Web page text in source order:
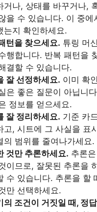
거나, 상태를 바꾸거나,
을 수 있습니다. 이 중에
는지 확인하세요.
턴을 찾으세요. 튜링 머
행합니다. 반복 패턴을
결할 수 있습니다.
잘 선정하세요. 이미 확
은 좋은 질문이 아닙니
정보를 얻으세요.
잘 정리하세요. 기준 카
고, 시트에 그 사실을 표
의 범위를 줄여나가세요.
것만 추론하세요. 추론
이므로, 잘못된 추론을
수 있습니다. 추론을 할
만 선택하세요.
의 조건이 거짓일 때, 정